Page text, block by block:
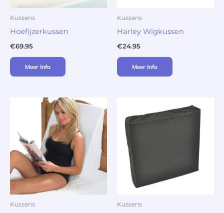
Kussens
Hoefijzerkussen
€69.95
Meer Info
Kussens
Harley Wigkussen
€24.95
Meer Info
Kussens Kussens